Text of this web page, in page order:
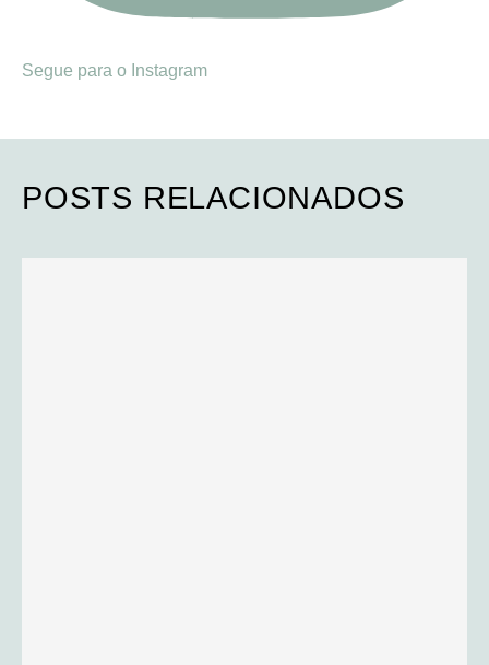
Segue para o Instagram
POSTS RELACIONADOS